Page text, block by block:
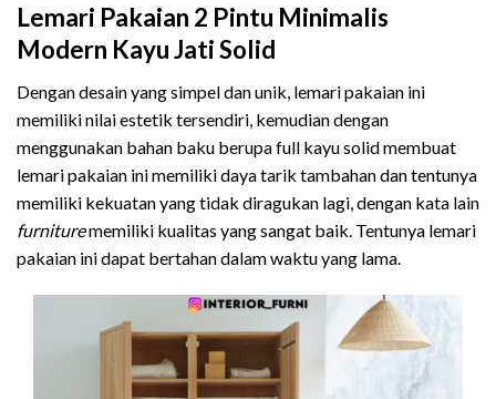
Lemari Pakaian 2 Pintu Minimalis
Modern Kayu Jati Solid
Dengan desain yang simpel dan unik, lemari pakaian ini
memiliki nilai estetik tersendiri, kemudian dengan
menggunakan bahan baku berupa full kayu solid membuat
lemari pakaian ini memiliki daya tarik tambahan dan tentunya
memiliki kekuatan yang tidak diragukan lagi, dengan kata lain
furniturememiliki kualitas yang sangat baik. Tentunya lemari
pakaian ini dapat bertahan dalam waktu yang lama.